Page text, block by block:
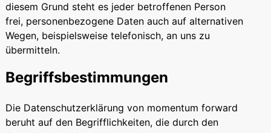
diesem Grund steht es jeder betroffenen Person
frei, personenbezogene Daten auch auf alternativen
Wegen, beispielsweise telefonisch, an uns zu
übermitteln.
Begriffsbestimmungen
Die Datenschutzerklärung von momentum forward
beruht auf den Begrifflichkeiten, die durch den